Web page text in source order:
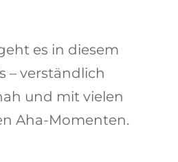
es in diesem
– verständlich
und mit vielen
Aha-Momenten.